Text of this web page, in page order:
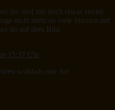
die sind mir doch etwas zuviel.
nicht mehr so viele Streifen auf
dir auf dem Bild.
15:37 Uhr
wirklich eine Art